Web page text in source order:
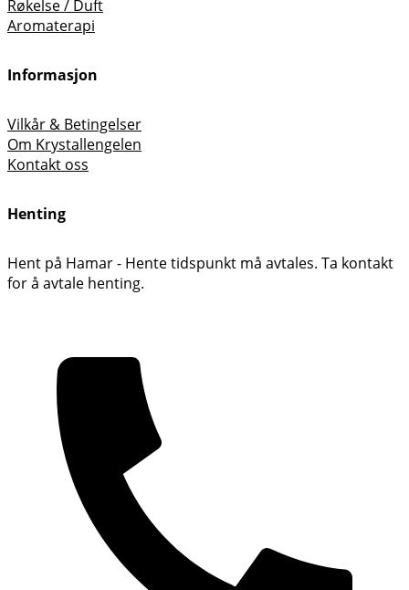
Røkelse / Duft
Aromaterapi
Informasjon
Vilkår & Betingelser
Om Krystallengelen
Kontakt oss
Henting
Hent på Hamar - Hente tidspunkt må avtales. Ta kontakt
for å avtale henting.